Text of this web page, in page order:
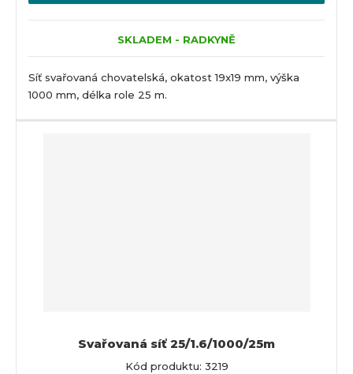
SKLADEM - RADKYNĚ
Síť svařovaná chovatelská, okatost 19x19 mm, výška
1000 mm, délka role 25 m.
Svařovaná síť 25/1.6/1000/25m
Kód produktu: 3219